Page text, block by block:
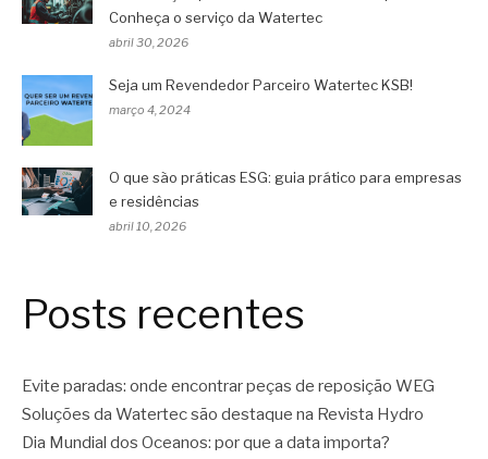
Conheça o serviço da Watertec
abril 30, 2026
Seja um Revendedor Parceiro Watertec KSB!
março 4, 2024
O que são práticas ESG: guia prático para empresas
e residências
abril 10, 2026
Posts recentes
Evite paradas: onde encontrar peças de reposição WEG
Soluções da Watertec são destaque na Revista Hydro
Dia Mundial dos Oceanos: por que a data importa?